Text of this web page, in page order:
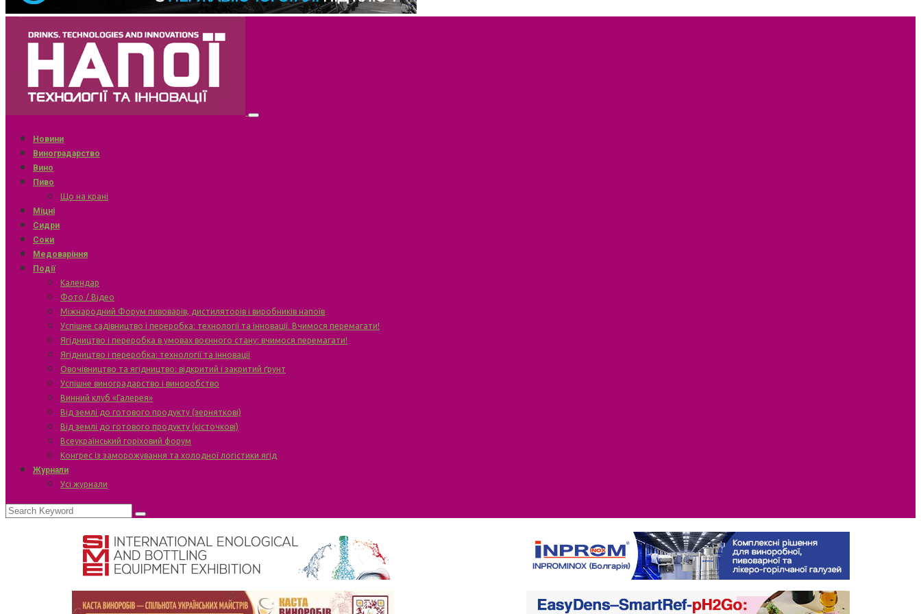
Новини
Виноградарство
Вино
Пиво
Що на крані
Міцні
Сидри
Соки
Медоваріння
Події
Календар
Фото / Відео
Міжнародний Форум пивоварів, дистиляторів і виробників напоїв
Успішне садівництво і переробка: технології та інновації. Вчимося перемагати!
Ягідництво і переробка в умовах воєнного стану: вчимося перемагати!
Ягідництво і переробка: технології та інновації
Овочівництво та ягідництво: відкритий і закритий ґрунт
Успішне виноградарство і виноробство
Винний клуб «Галерея»
Від землі до готового продукту (зерняткові)
Від землі до готового продукту (кісточкові)
Всеукраїнський горіховий форум
Конгрес із заморожування та холодної логістики ягід
Журнали
Усі журнали